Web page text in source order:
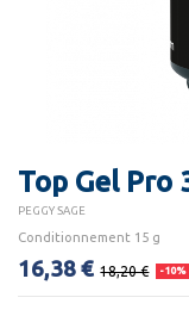
Top Gel Pro
PEGGY SAGE
Conditionnement 15 g
16,38 € 18,20 € -10%